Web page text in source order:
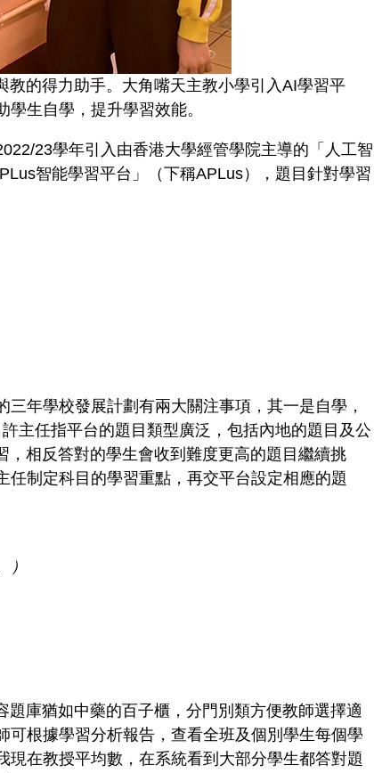
的得力助手。大角嘴天主教小學引入AI學習平
生自學，提升學習效能。
23學年引入由香港大學經管學院主導的「人工智
智能學習平台」（下稱APLus），題目針對學習
年學校發展計劃有兩大關注事項，其一是自學，
主任指平台的題目類型廣泛，包括內地的題目及公
相反答對的學生會收到難度更高的題目繼續挑
制定科目的學習重點，再交平台設定相應的題
庫猶如中藥的百子櫃，分門別類方便教師選擇適
根據學習分析報告，查看全班及個別學生每個學
在教授平均數，在系統看到大部分學生都答對題